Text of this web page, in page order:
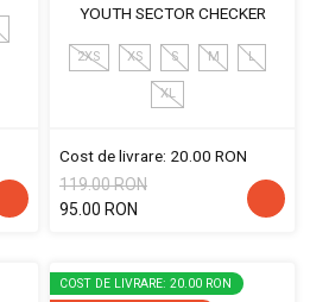
YOUTH SECTOR CHECKER
2XS XS S M L
XL
Cost de livrare: 20.00 RON
119.00 RON
95.00 RON
COST DE LIVRARE: 20.00 RON